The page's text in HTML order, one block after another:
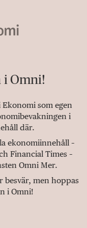
i Omni!
Ekonomi som egen
i
där.
ekonomiinnehåll –
Financial Times –
Omni Mer.
besvär, men hoppas
i Omni!